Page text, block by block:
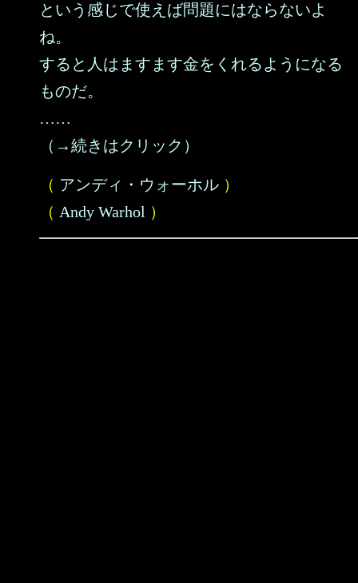
という感じで使えば問題にはならないよ
ね。
すると人はますます金をくれるようになる
ものだ。
……
（→続きはクリック）
（ アンディ・ウォーホル ）
（ Andy Warhol ）